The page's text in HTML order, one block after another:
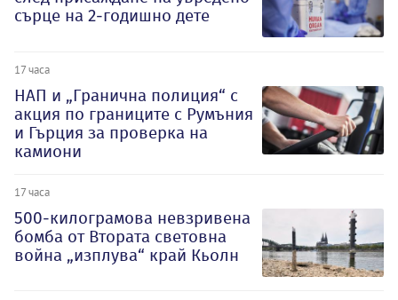
сърце на 2-годишно дете
17 часа
НАП и „Гранична полиция“ с
акция по границите с Румъния
и Гърция за проверка на
камиони
17 часа
500-килограмова невзривена
бомба от Втората световна
война „изплува“ край Кьолн